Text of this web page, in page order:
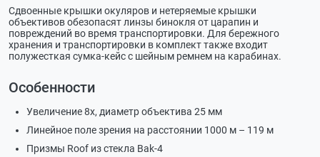
Сдвоенные крышки окуляров и нетеряемые крышки
объективов обезопасят линзы бинокля от царапин и
повреждений во время транспортировки. Для бережного
хранения и транспортировки в комплект также входит
полужесткая сумка-кейс с шейным ремнем на карабинах.
Особенности
Увеличение 8х, диаметр объектива 25 мм
Линейное поле зрения на расстоянии 1000 м – 119 м
Призмы Roof из стекла Bak-4